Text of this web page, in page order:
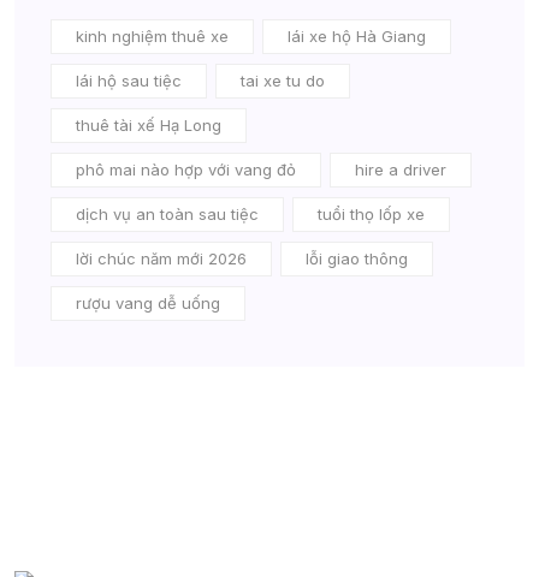
kinh nghiệm thuê xe lái xe hộ Hà Giang
lái hộ sau tiệc tai xe tu do
thuê tài xế Hạ Long
phô mai nào hợp với vang đỏ hire a driver
dịch vụ an toàn sau tiệc tuổi thọ lốp xe
lời chúc năm mới 2026 lỗi giao thông
rượu vang dễ uống